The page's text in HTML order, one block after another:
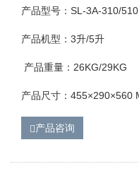
产品型号：SL-3A-310/510
产品机型：3升/5升
产品重量：26KG/29KG
产品尺寸：455×290×560
产品咨询